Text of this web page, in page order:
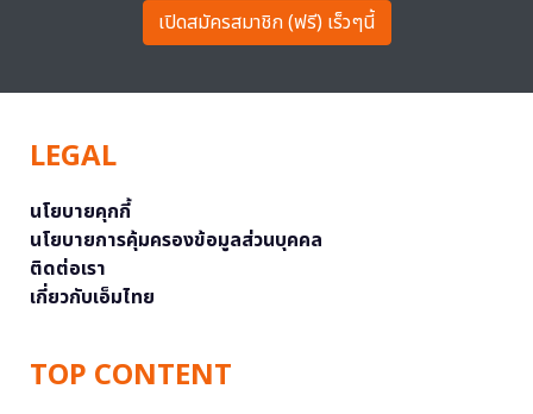
เปิดสมัครสมาชิก (ฟรี) เร็วๆนี้
LEGAL
นโยบายคุกกี้
นโยบายการคุ้มครองข้อมูลส่วนบุคคล
ติดต่อเรา
เกี่ยวกับเอ็มไทย
TOP CONTENT